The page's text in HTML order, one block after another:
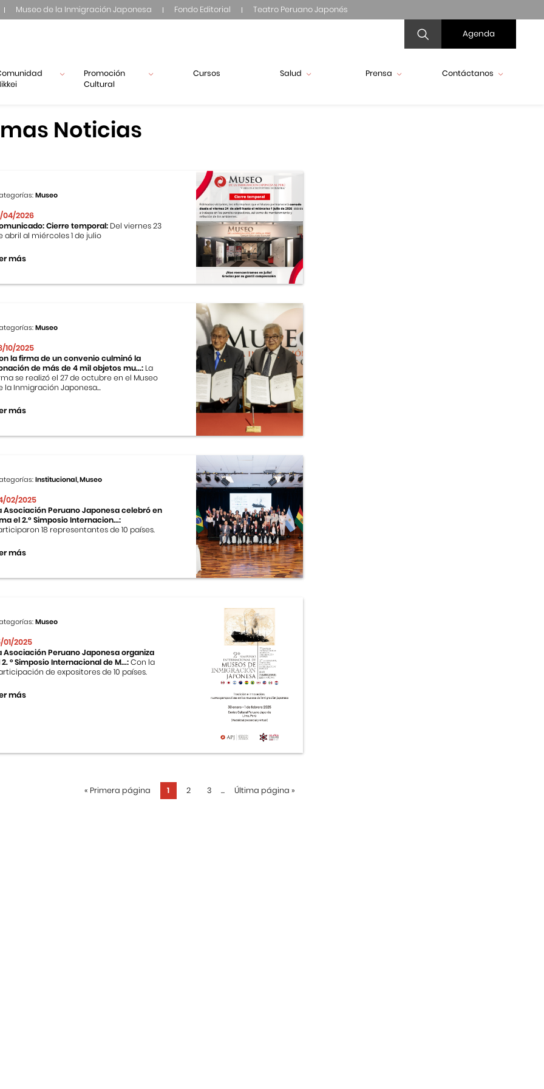
Museo de la Inmigración Japonesa Fondo Editorial Teatro Peruano Japonés
Agenda
Promoción
Cultural
Cursos Salud Prensa Contáctanos
Noticias
Museo
04/2026
Cierre temporal: Del viernes 23
abril al miércoles 1 de julio
más
Museo
10/2025
la firma de un convenio culminó la
de más de 4 mil objetos mu...: La
se realizó el 27 de octubre en el Museo
la Inmigración Japonesa...
más
Institucional, Museo
02/2025
Asociación Peruano Japonesa celebró en
el 2.º Simposio Internacion...:
18 representantes de 10 países.
más
Museo
01/2025
Asociación Peruano Japonesa organiza
2. ° Simposio Internacional de M...:Con la
de expositores de 10 países.
más
« Primera página 1 2 3 ... Última página »